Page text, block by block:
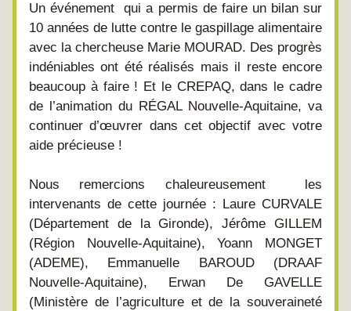
Un événement  qui a permis de faire un bilan sur
10 années de lutte contre le gaspillage alimentaire
avec la chercheuse Marie MOURAD. Des progrès
indéniables ont été réalisés mais il reste encore
beaucoup à faire ! Et le CREPAQ, dans le cadre
de l’animation du RÉGAL Nouvelle-Aquitaine, va
continuer d’œuvrer dans cet objectif avec votre
aide précieuse !
Nous remercions chaleureusement  les
intervenants de cette journée : Laure CURVALE
(Département de la Gironde), Jérôme GILLEM
(Région Nouvelle-Aquitaine), Yoann MONGET
(ADEME), Emmanuelle BAROUD (DRAAF
Nouvelle-Aquitaine), Erwan De GAVELLE
(Ministère de l’agriculture et de la souveraineté